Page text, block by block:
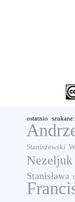
ostatnio
Staniszewski
Stanisława